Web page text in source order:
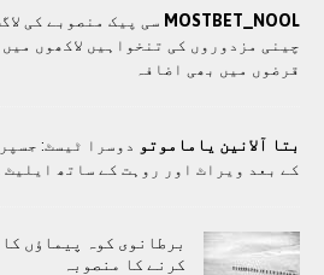
MOSTBET_NOOL سی پيک منصوبے کی
چينی مزدوروں کی تنخواہيں لاکھوں
قرضوں ميں بھی اضافہ
بتا آلانین یاماموتو دوسرا ٹیسٹ:
کے بعد ویراٹ اور روہت کے ساتھ ایلیٹ
برطانوی کوہ پیماؤں
کرنے کا منصوبہ